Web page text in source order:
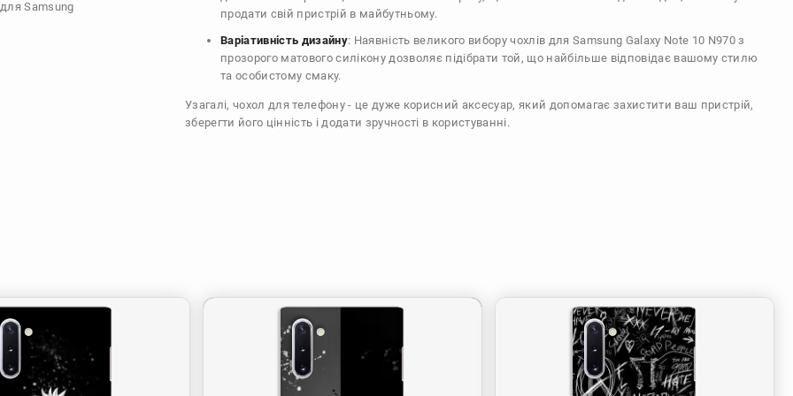
Samsung
продати свій пристрій в майбутньому.
Варіативність дизайну: Наявність великого вибору чохлів для Samsung Galaxy Note 10 N970 з
прозорого матового силікону дозволяє підібрати той, що найбільше відповідає вашому стилю
та особистому смаку.
Узагалі, чохол для телефону - це дуже корисний аксесуар, який допомагає захистити ваш пристрій,
зберегти його цінність і додати зручності в користуванні.